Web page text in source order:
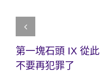
第一塊石頭 IX 從此
不要再犯罪了